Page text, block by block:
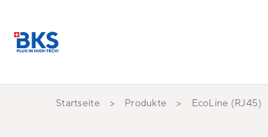
Startseite Produkte EcoLine (RJ45)